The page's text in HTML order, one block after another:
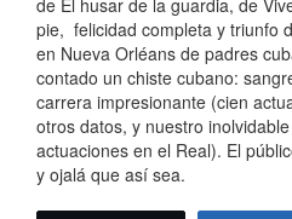
de El husar de la guardia, de
pie, felicidad completa y triunfo
en Nueva Orléans de padres
contado un chiste cubano:
carrera impresionante (cien
otros datos, y nuestro
actuaciones en el Real). El
y ojalá que así sea.